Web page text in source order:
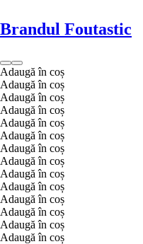
Brandul Foutastic
Adaugă în coș
Adaugă în coș
Adaugă în coș
Adaugă în coș
Adaugă în coș
Adaugă în coș
Adaugă în coș
Adaugă în coș
Adaugă în coș
Adaugă în coș
Adaugă în coș
Adaugă în coș
Adaugă în coș
Adaugă în coș